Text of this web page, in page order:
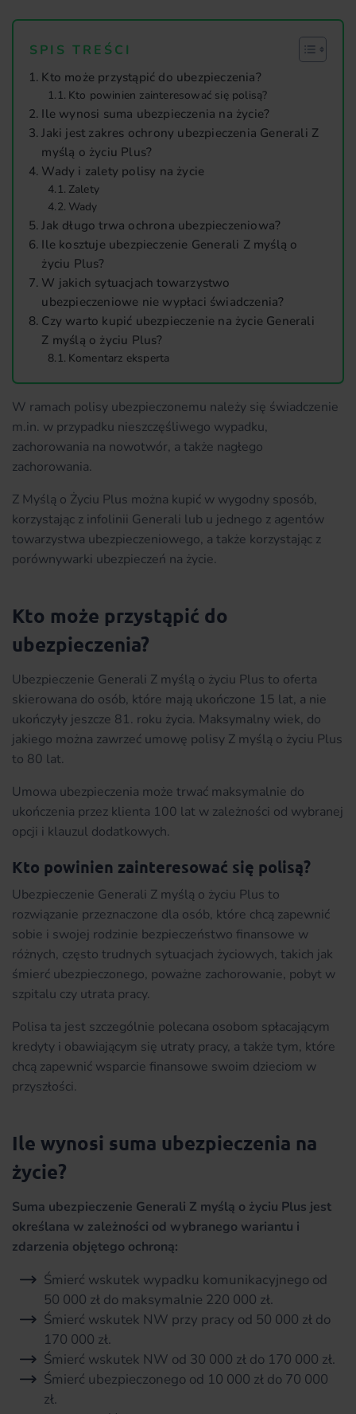
SPIS TREŚCI
Kto może przystąpić do ubezpieczenia?
Kto powinien zainteresować się polisą?
Ile wynosi suma ubezpieczenia na życie?
Jaki jest zakres ochrony ubezpieczenia Generali Z
myślą o życiu Plus?
Wady i zalety polisy na życie
Zalety
Wady
Jak długo trwa ochrona ubezpieczeniowa?
Ile kosztuje ubezpieczenie Generali Z myślą o
życiu Plus?
W jakich sytuacjach towarzystwo
ubezpieczeniowe nie wypłaci świadczenia?
Czy warto kupić ubezpieczenie na życie Generali
Z myślą o życiu Plus?
Komentarz eksperta
W ramach polisy ubezpieczonemu należy się świadczenie
m.in. w przypadku nieszczęśliwego wypadku,
zachorowania na nowotwór, a także nagłego
zachorowania.
Z Myślą o Życiu Plus można kupić w wygodny sposób,
korzystając z infolinii Generali lub u jednego z agentów
towarzystwa ubezpieczeniowego, a także korzystając z
porównywarki ubezpieczeń na życie.
Kto może przystąpić do
ubezpieczenia?
Ubezpieczenie Generali Z myślą o życiu Plus to oferta
skierowana do osób, które mają ukończone 15 lat, a nie
ukończyły jeszcze 81. roku życia. Maksymalny wiek, do
jakiego można zawrzeć umowę polisy Z myślą o życiu Plus
to 80 lat.
Umowa ubezpieczenia może trwać maksymalnie do
ukończenia przez klienta 100 lat w zależności od wybranej
opcji i klauzul dodatkowych.
Kto powinien zainteresować się polisą?
Ubezpieczenie Generali Z myślą o życiu Plus to
rozwiązanie przeznaczone dla osób, które chcą zapewnić
sobie i swojej rodzinie bezpieczeństwo finansowe w
różnych, często trudnych sytuacjach życiowych, takich jak
śmierć ubezpieczonego, poważne zachorowanie, pobyt w
szpitalu czy utrata pracy.
Polisa ta jest szczególnie polecana osobom spłacającym
kredyty i obawiającym się utraty pracy, a także tym, które
chcą zapewnić wsparcie finansowe swoim dzieciom w
przyszłości.
Ile wynosi suma ubezpieczenia na
życie?
Suma ubezpieczenie Generali Z myślą o życiu Plus jest
określana w zależności od wybranego wariantu i
zdarzenia objętego ochroną:
Śmierć wskutek wypadku komunikacyjnego od
50 000 zł do maksymalnie 220 000 zł.
Śmierć wskutek NW przy pracy od 50 000 zł do
170 000 zł.
Śmierć wskutek NW od 30 000 zł do 170 000 zł.
Śmierć ubezpieczonego od 10 000 zł do 70 000
zł.